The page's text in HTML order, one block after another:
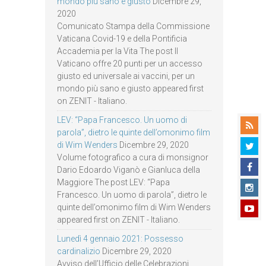
2020
Comunicato Stampa della Commissione
Vaticana Covid-19 e della Pontificia
Accademia per la Vita The post Il
Vaticano offre 20 punti per un accesso
giusto ed universale ai vaccini, per un
mondo più sano e giusto appeared first
on ZENIT - Italiano.
LEV: “Papa Francesco. Un uomo di
parola”, dietro le quinte dell’omonimo film
di Wim Wenders Dicembre 29, 2020
Volume fotografico a cura di monsignor
Dario Edoardo Viganò e Gianluca della
Maggiore The post LEV: “Papa
Francesco. Un uomo di parola”, dietro le
quinte dell’omonimo film di Wim Wenders
appeared first on ZENIT - Italiano.
Lunedì 4 gennaio 2021: Possesso
cardinalizio Dicembre 29, 2020
Avviso dell’Ufficio delle Celebrazioni